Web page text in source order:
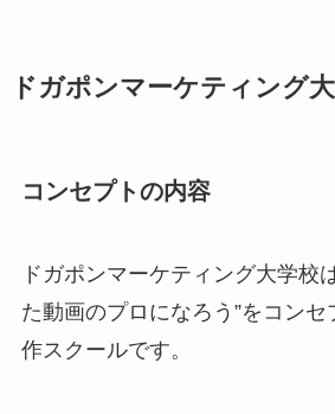
ドガポンマーケティング
コンセプトの内容
ドガポンマーケティング大学校は
た動画のプロになろう”をコンセ
作スクールです。